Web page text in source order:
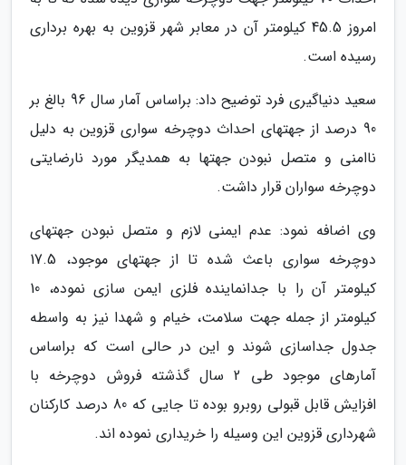
امروز 45.5 کیلومتر آن در معابر شهر قزوین به بهره برداری
رسیده است.
سعید دنیاگیری فرد توضیح داد: براساس آمار سال 96 بالغ بر
90 درصد از جهتهای احداث دوچرخه سواری قزوین به دلیل
ناامنی و متصل نبودن جهتها به همدیگر مورد نارضایتی
دوچرخه سواران قرار داشت.
وی اضافه نمود: عدم ایمنی لازم و متصل نبودن جهتهای
دوچرخه سواری باعث شده تا از جهتهای موجود، 17.5
کیلومتر آن را با جدانماینده فلزی ایمن سازی نموده، 10
کیلومتر از جمله جهت سلامت، خیام و شهدا نیز به واسطه
جدول جداسازی شوند و این در حالی است که براساس
آمارهای موجود طی 2 سال گذشته فروش دوچرخه با
افزایش قابل قبولی روبرو بوده تا جایی که 80 درصد کارکنان
شهرداری قزوین این وسیله را خریداری نموده اند.